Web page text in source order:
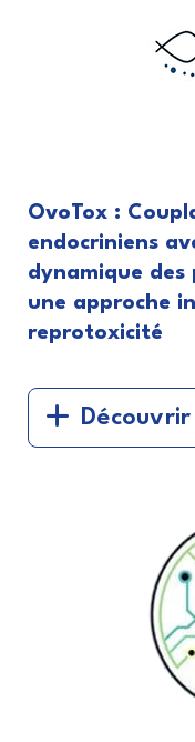
OvoTox :
endocriniens
dynamique des
une approche
reprotoxicité